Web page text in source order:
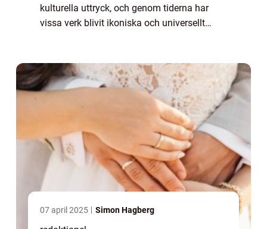
kulturella uttryck, och genom tiderna har
vissa verk blivit ikoniska och universellt
07 april 2025 Simon Hagberg